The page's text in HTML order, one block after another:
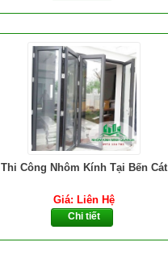
Thi Công Nhôm Kính Tại Bến Cát
Giá: Liên Hệ
Chi tiết